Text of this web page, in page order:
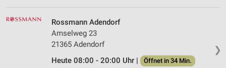
❯
Rossmann Adendorf
Amselweg 23
21365 Adendorf
Heute 08:00 - 20:00 Uhr |
Öffnet in 34 Min.
Erstellung von Profilen zur Personalisierung
Verwendung von Profilen zur Auswahl